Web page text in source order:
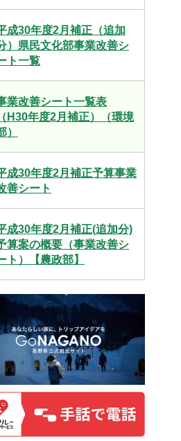
成30年度2月補正（追加
）県民文化部事業改善シ
ト一覧
業改善シート一覧表
（H30年度2月補正）（環境
）
成30年度2月補正予算事業
善シート
成30年度2月補正(追加分)
算案の概要（事業改善シ
ト）【農政部】